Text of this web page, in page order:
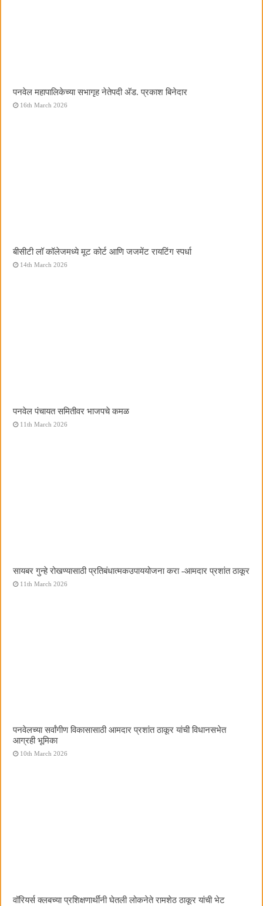
पनवेल महापालिकेच्या सभागृह नेतेपदी अ‍ॅड. प्रकाश बिनेदार
16th March 2026
बीसीटी लॉ कॉलेजमध्ये मूट कोर्ट आणि जजमेंट रायटिंग स्पर्धा
14th March 2026
पनवेल पंचायत समितीवर भाजपचे कमळ
11th March 2026
सायबर गुन्हे रोखण्यासाठी प्रतिबंधात्मकउपाययोजना करा -आमदार प्रशांत ठाकूर
11th March 2026
पनवेलच्या सर्वांगीण विकासासाठी आमदार प्रशांत ठाकूर यांची विधानसभेत
आग्रही भूमिका
10th March 2026
वॉरियर्स क्लबच्या प्रशिक्षणार्थींनी घेतली लोकनेते रामशेठ ठाकूर यांची भेट